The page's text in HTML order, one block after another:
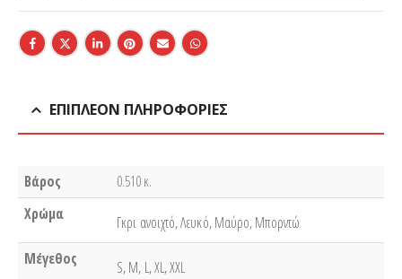
ΕΠΙΠΛΈΟΝ ΠΛΗΡΟΦΟΡΊΕΣ
Βάρος
0.510 κ.
Χρώμα
Γκρι ανοιχτό, Λευκό, Μαύρο, Μπορντώ
Μέγεθος
S, M, L, XL, XXL